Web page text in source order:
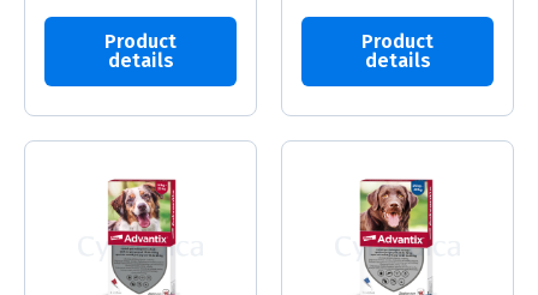
Product
details
Product
details